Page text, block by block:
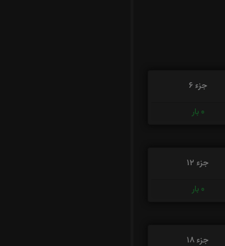
جزء 6
0 بار
جزء 12
0 بار
جزء 18